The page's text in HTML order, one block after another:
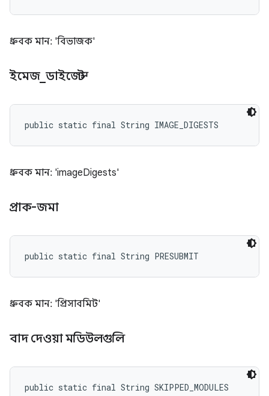
ধ্রুবক মান: 'বিভাজক'
ইমেজ_ ডাইজেস্ট
public static final String IMAGE_DIGESTS
ধ্রুবক মান: 'imageDigests'
প্রাক-জমা
public static final String PRESUBMIT
ধ্রুবক মান: 'প্রিসাবমিট'
বাদ দেওয়া মডিউলগুলি
public static final String SKIPPED_MODULES